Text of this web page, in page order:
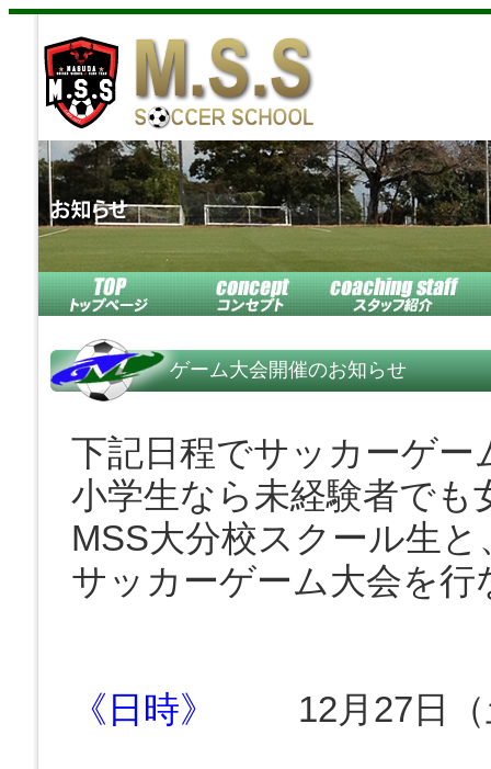
ゲーム大会開催のお知らせ
下記日程でサッカーゲ
小学生なら未経験者でも
MSS大分校スクール生
サッカーゲーム大会を行
《日時》 12月27日（